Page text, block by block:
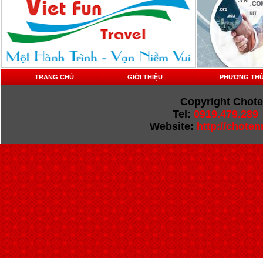
TRANG CHỦ GIỚI THIỆU PHƯƠNG
Copyright
Tel: 0919.479.289
Website: http://